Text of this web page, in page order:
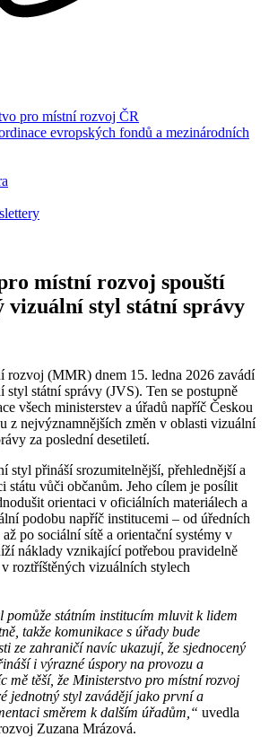
pro místní rozvoj ČR
evropských fondů a mezinárodních
místní rozvoj spouští
vizuální styl státní správy
rozvoj (MMR) dnem 15. ledna 2026 zavádí
státní správy (JVS). Ten se postupně
všech ministerstev a úřadů napříč Českou
z nejvýznamnějších změn v oblasti vizuální
za poslední desetiletí.
styl přináší srozumitelnější, přehlednější a
státu vůči občanům. Jeho cílem je posílit
orientaci v oficiálních materiálech a
podobu napříč institucemi – od úředních
po sociální sítě a orientační systémy v
náklady vznikající potřebou pravidelně
roztříštěných vizuálních stylech
pomůže státním institucím mluvit k lidem
takže komunikace s úřady bude
ze zahraničí navíc ukazují, že sjednocený
i výrazné úspory na provozu a
mě těší, že Ministerstvo pro místní rozvoj
jednotný styl zavádějí jako první a
směrem k dalším úřadům,“ uvedla
Zuzana Mrázová.